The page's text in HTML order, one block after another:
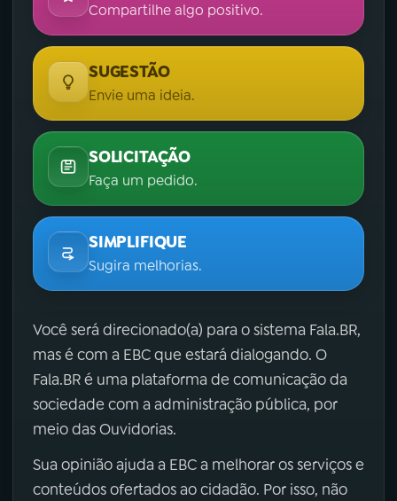
Compartilhe algo positivo.
SUGESTÃO
Envie uma ideia.
SOLICITAÇÃO
Faça um pedido.
SIMPLIFIQUE
Sugira melhorias.
Você será direcionado(a) para o sistema Fala.BR,
mas é com a EBC que estará dialogando. O
Fala.BR é uma plataforma de comunicação da
sociedade com a administração pública, por
meio das Ouvidorias.
Sua opinião ajuda a EBC a melhorar os serviços e
conteúdos ofertados ao cidadão. Por isso, não